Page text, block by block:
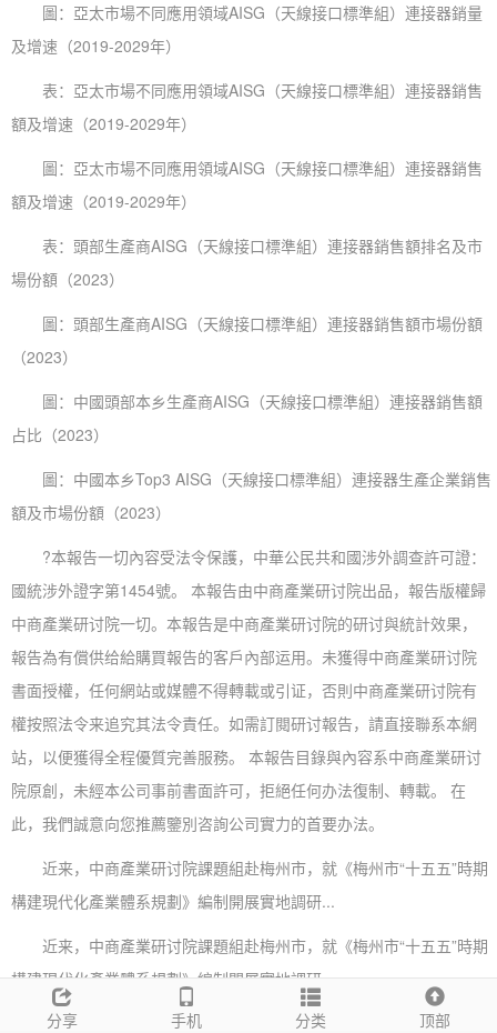
圖：亞太市場不同應用領域AISG（天線接口標準組）連接器銷量
及增速（2019-2029年）
表：亞太市場不同應用領域AISG（天線接口標準組）連接器銷售
額及增速（2019-2029年）
圖：亞太市場不同應用領域AISG（天線接口標準組）連接器銷售
額及增速（2019-2029年）
表：頭部生產商AISG（天線接口標準組）連接器銷售額排名及市
場份額（2023）
圖：頭部生產商AISG（天線接口標準組）連接器銷售額市場份額
（2023）
圖：中國頭部本乡生產商AISG（天線接口標準組）連接器銷售額
占比（2023）
圖：中國本乡Top3 AISG（天線接口標準組）連接器生產企業銷售
額及市場份額（2023）
?本報告一切內容受法令保護，中華公民共和國涉外調查許可證：
國統涉外證字第1454號。 本報告由中商產業研讨院出品，報告版權歸
中商產業研讨院一切。本報告是中商產業研讨院的研讨與統計效果，
報告為有償供给給購買報告的客戶內部运用。未獲得中商產業研讨院
書面授權，任何網站或媒體不得轉載或引证，否則中商產業研讨院有
權按照法令来追究其法令責任。如需訂閱研讨報告，請直接聯系本網
站，以便獲得全程優質完善服務。 本報告目錄與內容系中商產業研讨
院原創，未經本公司事前書面許可，拒絕任何办法復制、轉載。 在
此，我們誠意向您推薦鑒別咨詢公司實力的首要办法。
近来，中商產業研讨院課題組赴梅州市，就《梅州市“十五五”時期
構建現代化產業體系規劃》編制開展實地調研...
近来，中商產業研讨院課題組赴梅州市，就《梅州市“十五五”時期
構建現代化產業體系規劃》編制開展實地調研...
近来，中商產業研讨院課題組赴石家莊、天津、唐山、秦皇島等
分享 手机 分类 顶部